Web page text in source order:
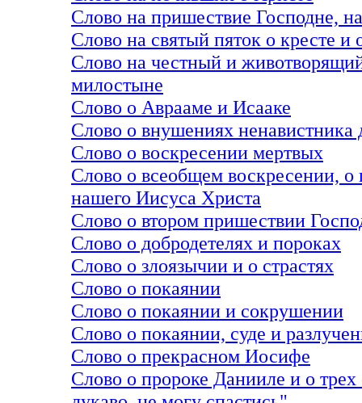
Слово на пришествие Господне,
Слово на святый пяток о кресте и
Слово на честный и
милостыне
Слово о Аврааме и Исааке
Слово о внушениях ненавистника
Слово о воскресении мертвых
Слово о всеобщем воскресении,
нашего Иисуса Христа
Слово о втором пришествии
Слово о добродетелях и пороках
Слово о злоязычии и о страстях
Слово о покаянии
Слово о покаянии и сокрушении
Слово о покаянии, суде и
Слово о прекрасном Иосифе
Слово о пророке Данииле и о